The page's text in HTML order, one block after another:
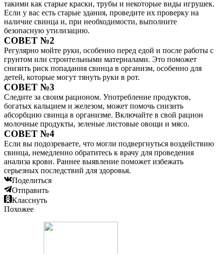
такими как старые краски, трубы и некоторые виды игрушек.
Если у вас есть старые здания, проведите их проверку на
наличие свинца и, при необходимости, выполните
безопасную утилизацию.
СОВЕТ №2
Регулярно мойте руки, особенно перед едой и после работы с
грунтом или строительными материалами. Это поможет
снизить риск попадания свинца в организм, особенно для
детей, которые могут тянуть руки в рот.
СОВЕТ №3
Следите за своим рационом. Употребление продуктов,
богатых кальцием и железом, может помочь снизить
абсорбцию свинца в организме. Включайте в свой рацион
молочные продукты, зеленые листовые овощи и мясо.
СОВЕТ №4
Если вы подозреваете, что могли подвергнуться воздействию
свинца, немедленно обратитесь к врачу для проведения
анализа крови. Раннее выявление поможет избежать
серьезных последствий для здоровья.
Поделиться
Отправить
Класснуть
Похожее